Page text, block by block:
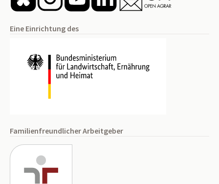
Eine Einrichtung des
Familienfreundlicher Arbeitgeber